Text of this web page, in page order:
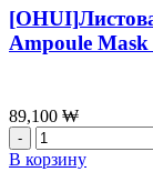
крем
для
глаз
Advancer
Eye
Cream,25
мл
Ampoule Mask
89,100 ₩
Количество
товара
В корзину